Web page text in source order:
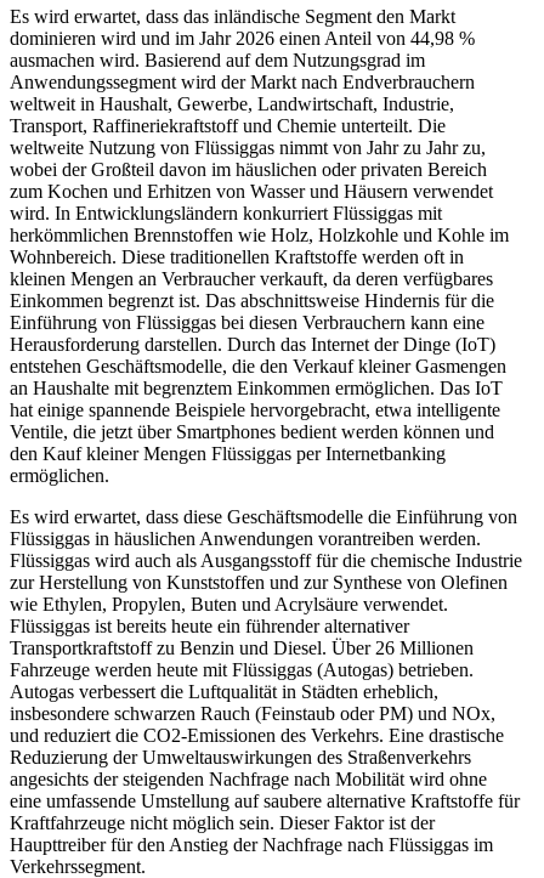
Es wird erwartet, dass das inländische Segment den Markt
dominieren wird und im Jahr 2026 einen Anteil von 44,98 %
ausmachen wird. Basierend auf dem Nutzungsgrad im
Anwendungssegment wird der Markt nach Endverbrauchern
weltweit in Haushalt, Gewerbe, Landwirtschaft, Industrie,
Transport, Raffineriekraftstoff und Chemie unterteilt. Die
weltweite Nutzung von Flüssiggas nimmt von Jahr zu Jahr zu,
wobei der Großteil davon im häuslichen oder privaten Bereich
zum Kochen und Erhitzen von Wasser und Häusern verwendet
wird. In Entwicklungsländern konkurriert Flüssiggas mit
herkömmlichen Brennstoffen wie Holz, Holzkohle und Kohle im
Wohnbereich. Diese traditionellen Kraftstoffe werden oft in
kleinen Mengen an Verbraucher verkauft, da deren verfügbares
Einkommen begrenzt ist. Das abschnittsweise Hindernis für die
Einführung von Flüssiggas bei diesen Verbrauchern kann eine
Herausforderung darstellen. Durch das Internet der Dinge (IoT)
entstehen Geschäftsmodelle, die den Verkauf kleiner Gasmengen
an Haushalte mit begrenztem Einkommen ermöglichen. Das IoT
hat einige spannende Beispiele hervorgebracht, etwa intelligente
Ventile, die jetzt über Smartphones bedient werden können und
den Kauf kleiner Mengen Flüssiggas per Internetbanking
ermöglichen.
Es wird erwartet, dass diese Geschäftsmodelle die Einführung von
Flüssiggas in häuslichen Anwendungen vorantreiben werden.
Flüssiggas wird auch als Ausgangsstoff für die chemische Industrie
zur Herstellung von Kunststoffen und zur Synthese von Olefinen
wie Ethylen, Propylen, Buten und Acrylsäure verwendet.
Flüssiggas ist bereits heute ein führender alternativer
Transportkraftstoff zu Benzin und Diesel. Über 26 Millionen
Fahrzeuge werden heute mit Flüssiggas (Autogas) betrieben.
Autogas verbessert die Luftqualität in Städten erheblich,
insbesondere schwarzen Rauch (Feinstaub oder PM) und NOx,
und reduziert die CO2-Emissionen des Verkehrs. Eine drastische
Reduzierung der Umweltauswirkungen des Straßenverkehrs
angesichts der steigenden Nachfrage nach Mobilität wird ohne
eine umfassende Umstellung auf saubere alternative Kraftstoffe für
Kraftfahrzeuge nicht möglich sein. Dieser Faktor ist der
Haupttreiber für den Anstieg der Nachfrage nach Flüssiggas im
Verkehrssegment.